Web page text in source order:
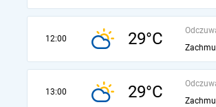
12:00 29°C
13:00 29°C